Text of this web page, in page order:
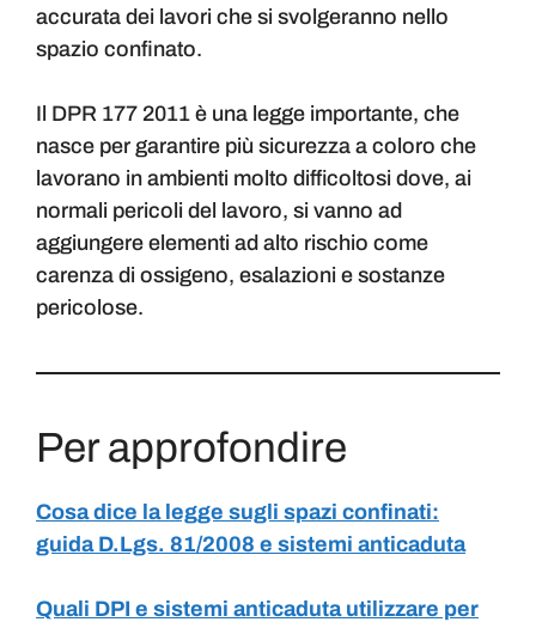
accurata dei lavori che si svolgeranno nello
spazio confinato.
Il DPR 177 2011 è una legge importante, che
nasce per garantire più sicurezza a coloro che
lavorano in ambienti molto difficoltosi dove, ai
normali pericoli del lavoro, si vanno ad
aggiungere elementi ad alto rischio come
carenza di ossigeno, esalazioni e sostanze
pericolose.
Per approfondire
Cosa dice la legge sugli spazi confinati:
guida D.Lgs. 81/2008 e sistemi anticaduta
Quali DPI e sistemi anticaduta utilizzare per